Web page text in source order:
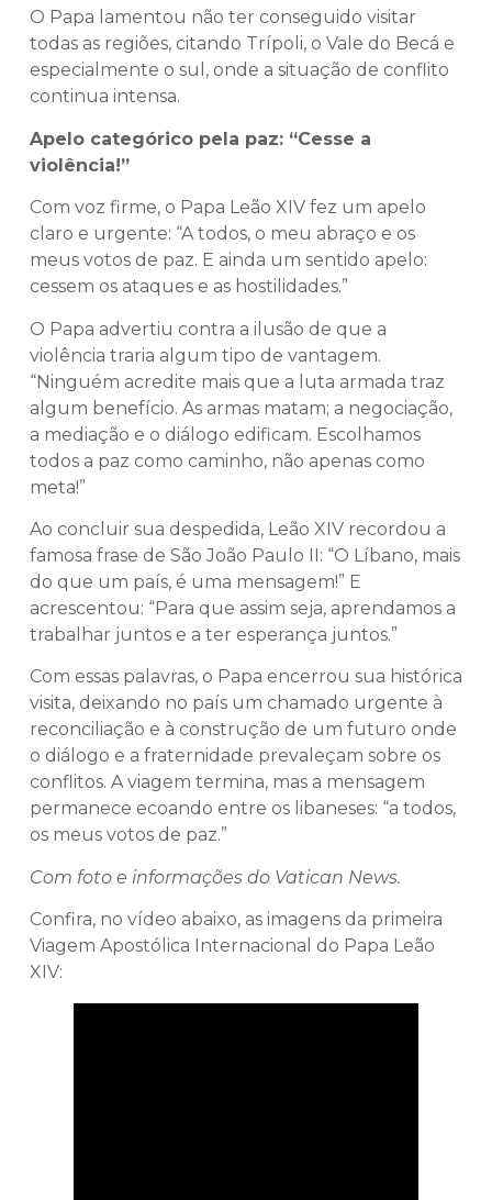
O Papa lamentou não ter conseguido visitar
todas as regiões, citando Trípoli, o Vale do Becá e
especialmente o sul, onde a situação de conflito
continua intensa.
Apelo categórico pela paz: “Cesse a
violência!”
Com voz firme, o Papa Leão XIV fez um apelo
claro e urgente: “A todos, o meu abraço e os
meus votos de paz. E ainda um sentido apelo:
cessem os ataques e as hostilidades.”
O Papa advertiu contra a ilusão de que a
violência traria algum tipo de vantagem.
“Ninguém acredite mais que a luta armada traz
algum benefício. As armas matam; a negociação,
a mediação e o diálogo edificam. Escolhamos
todos a paz como caminho, não apenas como
meta!”
Ao concluir sua despedida, Leão XIV recordou a
famosa frase de São João Paulo II: “O Líbano, mais
do que um país, é uma mensagem!” E
acrescentou: “Para que assim seja, aprendamos a
trabalhar juntos e a ter esperança juntos.”
Com essas palavras, o Papa encerrou sua histórica
visita, deixando no país um chamado urgente à
reconciliação e à construção de um futuro onde
o diálogo e a fraternidade prevaleçam sobre os
conflitos. A viagem termina, mas a mensagem
permanece ecoando entre os libaneses: “a todos,
os meus votos de paz.”
Com foto e informações do Vatican News.
Confira, no vídeo abaixo, as imagens da primeira
Viagem Apostólica Internacional do Papa Leão
XIV: